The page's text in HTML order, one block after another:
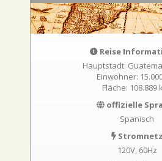
Reise
Hauptstadt:
Einwohner:
Fläche: 108.889
offizielle
Spanisch
Stromnetz
120V, 60Hz